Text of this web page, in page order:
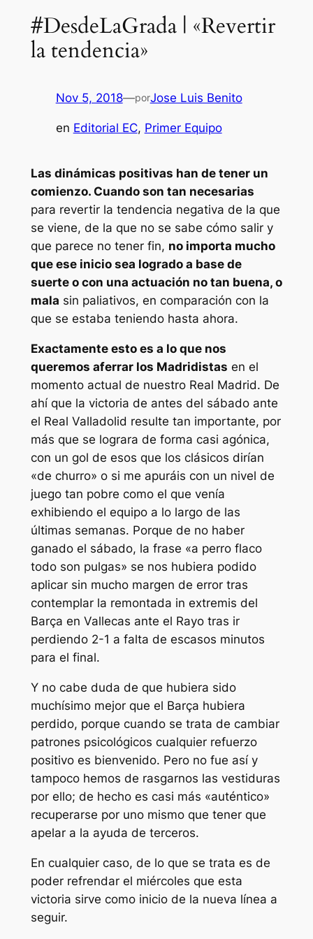
#DesdeLaGrada | «Revertir
la tendencia»
Nov 5, 2018—porJose Luis Benito
en Editorial EC, Primer Equipo
Las dinámicas positivas han de tener un
comienzo. Cuando son tan necesarias
para revertir la tendencia negativa de la que
se viene, de la que no se sabe cómo salir y
que parece no tener fin, no importa mucho
que ese inicio sea logrado a base de
suerte o con una actuación no tan buena, o
mala sin paliativos, en comparación con la
que se estaba teniendo hasta ahora.
Exactamente esto es a lo que nos
queremos aferrar los Madridistas en el
momento actual de nuestro Real Madrid. De
ahí que la victoria de antes del sábado ante
el Real Valladolid resulte tan importante, por
más que se lograra de forma casi agónica,
con un gol de esos que los clásicos dirían
«de churro» o si me apuráis con un nivel de
juego tan pobre como el que venía
exhibiendo el equipo a lo largo de las
últimas semanas. Porque de no haber
ganado el sábado, la frase «a perro flaco
todo son pulgas» se nos hubiera podido
aplicar sin mucho margen de error tras
contemplar la remontada in extremis del
Barça en Vallecas ante el Rayo tras ir
perdiendo 2-1 a falta de escasos minutos
para el final.
Y no cabe duda de que hubiera sido
muchísimo mejor que el Barça hubiera
perdido, porque cuando se trata de cambiar
patrones psicológicos cualquier refuerzo
positivo es bienvenido. Pero no fue así y
tampoco hemos de rasgarnos las vestiduras
por ello; de hecho es casi más «auténtico»
recuperarse por uno mismo que tener que
apelar a la ayuda de terceros.
En cualquier caso, de lo que se trata es de
poder refrendar el miércoles que esta
victoria sirve como inicio de la nueva línea a
seguir.